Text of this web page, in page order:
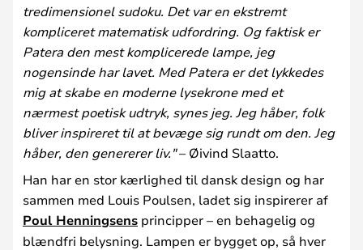
tredimensionel sudoku. Det var en ekstremt
kompliceret matematisk udfordring. Og faktisk er
Patera den mest komplicerede lampe, jeg
nogensinde har lavet. Med Patera er det lykkedes
mig at skabe en moderne lysekrone med et
nærmest poetisk udtryk, synes jeg. Jeg håber, folk
bliver inspireret til at bevæge sig rundt om den. Jeg
håber, den genererer liv."– Øivind Slaatto.
Han har en stor kærlighed til dansk design og har
sammen med Louis Poulsen, ladet sig inspirerer af
Poul Henningsens principper – en behagelig og
blændfri belysning. Lampen er bygget op, så hver